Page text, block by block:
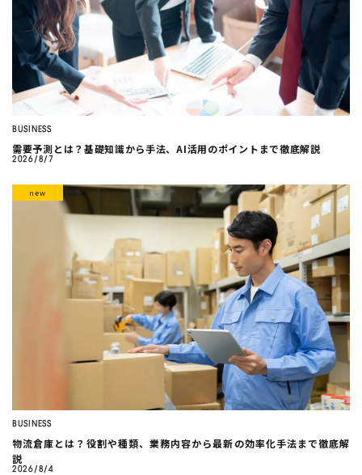
BUSINESS
需要予測とは？基礎知識から手法、AI活用のポイントまで徹底解説
2026/8/7
BUSINESS
物流倉庫とは？役割や種類、業務内容から最新の効率化手法まで徹底解
説
2026/8/4